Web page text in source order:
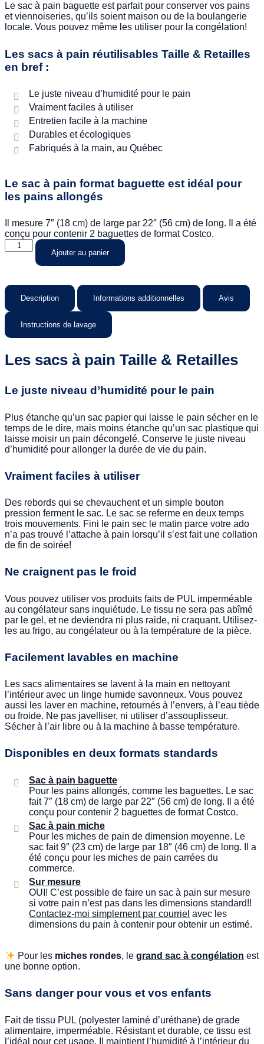
Le sac à pain baguette est parfait pour conserver vos pains
et viennoiseries, qu’ils soient maison ou de la boulangerie
locale. Vous pouvez même les utiliser pour la congélation!
Les sacs à pain réutilisables Taille & Retailles
en bref :
Le juste niveau d’humidité pour le pain
Vraiment faciles à utiliser
Entretien facile à la machine
Durables et écologiques
Fabriqués à la main, au Québec
Le sac à pain format baguette est idéal pour
les pains allongés
Il mesure 7″ (18 cm) de large par 22″ (56 cm) de long. Il a été
conçu pour contenir 2 baguettes de format Costco.
Ajouter au panier
Description Informations additionnelles Avis
Instructions de lavage
Les sacs à pain Taille & Retailles
Le juste niveau d’humidité pour le pain
Plus étanche qu’un sac papier qui laisse le pain sécher en le
temps de le dire, mais moins étanche qu’un sac plastique qui
laisse moisir un pain décongelé. Conserve le juste niveau
d’humidité pour allonger la durée de vie du pain.
Vraiment faciles à utiliser
Des rebords qui se chevauchent et un simple bouton
pression ferment le sac. Le sac se referme en deux temps
trois mouvements. Fini le pain sec le matin parce votre ado
n’a pas trouvé l’attache à pain lorsqu’il s’est fait une collation
de fin de soirée!
Ne craignent pas le froid
Vous pouvez utiliser vos produits faits de PUL imperméable
au congélateur sans inquiétude. Le tissu ne sera pas abîmé
par le gel, et ne deviendra ni plus raide, ni craquant. Utilisez-
les au frigo, au congélateur ou à la température de la pièce.
Facilement lavables en machine
Les sacs alimentaires se lavent à la main en nettoyant
l’intérieur avec un linge humide savonneux. Vous pouvez
aussi les laver en machine, retournés à l’envers, à l’eau tiède
ou froide. Ne pas javelliser, ni utiliser d’assouplisseur.
Sécher à l’air libre ou à la machine à basse température.
Disponibles en deux formats standards
Sac à pain baguette
Pour les pains allongés, comme les baguettes. Le sac
fait 7″ (18 cm) de large par 22″ (56 cm) de long. Il a été
conçu pour contenir 2 baguettes de format Costco.
Sac à pain miche
Pour les miches de pain de dimension moyenne. Le
sac fait 9″ (23 cm) de large par 18″ (46 cm) de long. Il a
été conçu pour les miches de pain carrées du
commerce.
Sur mesure
OUI! C’est possible de faire un sac à pain sur mesure
si votre pain n’est pas dans les dimensions standard!!
Contactez-moi simplement par courriel avec les
dimensions du pain à contenir pour obtenir un estimé.
Pour les miches rondes, legrand sac à congélation est
une bonne option.
Sans danger pour vous et vos enfants
Fait de tissu PUL (polyester laminé d’uréthane) de grade
alimentaire, imperméable. Résistant et durable, ce tissu est
l’idéal pour cet usage. Il maintient l’humidité à l’intérieur du